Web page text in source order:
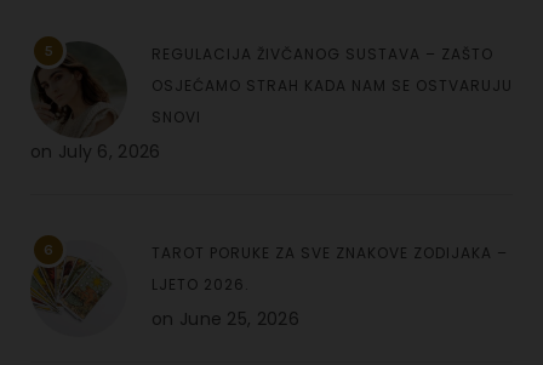
5
REGULACIJA ŽIVČANOG SUSTAVA – ZAŠTO
OSJEĆAMO STRAH KADA NAM SE OSTVARUJU
SNOVI
on July 6, 2026
6
TAROT PORUKE ZA SVE ZNAKOVE ZODIJAKA –
LJETO 2026.
on June 25, 2026